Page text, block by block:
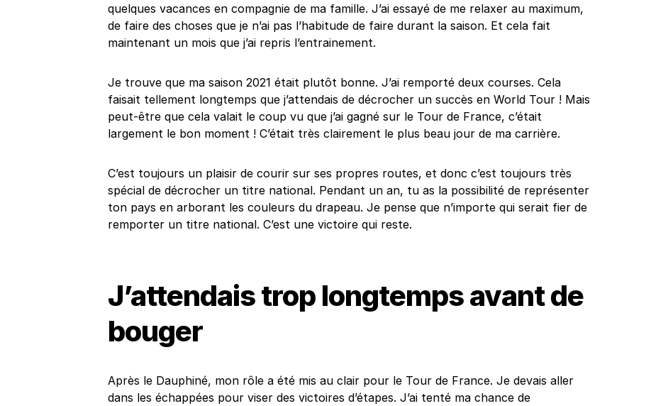
quelques vacances en compagnie de ma famille. J’ai essayé de me relaxer au maximum,
de faire des choses que je n’ai pas l’habitude de faire durant la saison. Et cela fait
maintenant un mois que j’ai repris l’entrainement.
Je trouve que ma saison 2021 était plutôt bonne. J’ai remporté deux courses. Cela
faisait tellement longtemps que j’attendais de décrocher un succès en World Tour ! Mais
peut-être que cela valait le coup vu que j’ai gagné sur le Tour de France, c’était
largement le bon moment ! C’était très clairement le plus beau jour de ma carrière.
C’est toujours un plaisir de courir sur ses propres routes, et donc c’est toujours très
spécial de décrocher un titre national. Pendant un an, tu as la possibilité de représenter
ton pays en arborant les couleurs du drapeau. Je pense que n’importe qui serait fier de
remporter un titre national. C’est une victoire qui reste.
J’attendais trop longtemps avant de
bouger
Après le Dauphiné, mon rôle a été mis au clair pour le Tour de France. Je devais aller
dans les échappées pour viser des victoires d’étapes. J’ai tenté ma chance de